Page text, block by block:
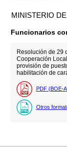
MINISTERIO
Funcionarios
Resolución de 29
Cooperación
provisión de
habilitación de
PDF (BOE-
Otros